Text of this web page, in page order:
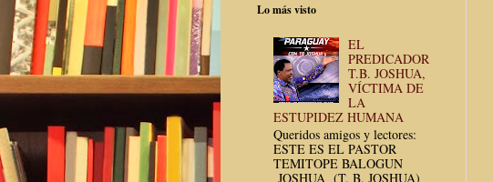
Lo más visto
EL
PREDICADOR
T.B. JOSHUA,
VÍCTIMA DE
LA
ESTUPIDEZ HUMANA
Queridos amigos y lectores:
ESTE ES EL PASTOR
TEMITOPE BALOGUN
JOSHUA (T. B. JOSHUA)